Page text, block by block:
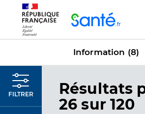
Information (8)
FILTRER Résultats
26 sur 120
Panneau de gestion des cookies